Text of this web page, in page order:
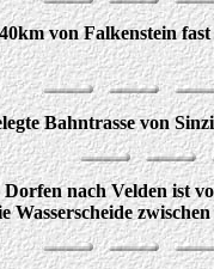
von Falkenstein
Bahntrasse von
Dorfen nach Velden
Wasserscheide